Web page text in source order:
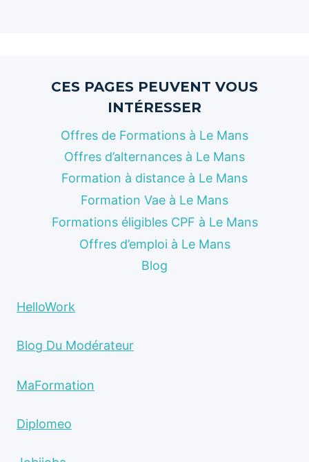
CES PAGES PEUVENT VOUS
INTÉRESSER
Offres de Formations à Le Mans
Offres d’alternances à Le Mans
Formation à distance à Le Mans
Formation Vae à Le Mans
Formations éligibles CPF à Le Mans
Offres d’emploi à Le Mans
Blog
HelloWork
Blog Du Modérateur
MaFormation
Diplomeo